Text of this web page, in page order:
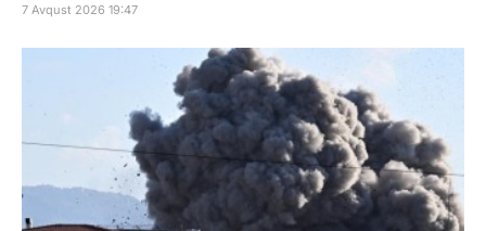
7 Avqust 2026 19:47